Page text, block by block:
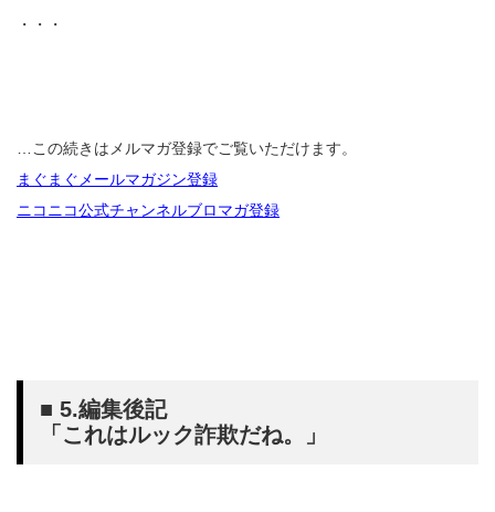
・・・
…この続きはメルマガ登録でご覧いただけます。
まぐまぐメールマガジン登録
ニコニコ公式チャンネルブロマガ登録
■ 5.編集後記
「これはルック詐欺だね。」